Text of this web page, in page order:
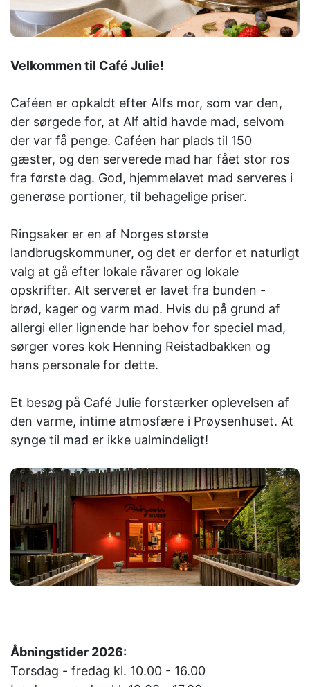
Velkommen til Café Julie!
Caféen er opkaldt efter Alfs mor, som var den,
der sørgede for, at Alf altid havde mad, selvom
der var få penge. Caféen har plads til 150
gæster, og den serverede mad har fået stor ros
fra første dag. God, hjemmelavet mad serveres i
generøse portioner, til behagelige priser.
Ringsaker er en af ​​Norges største
landbrugskommuner, og det er derfor et naturligt
valg at gå efter lokale råvarer og lokale
opskrifter. Alt serveret er lavet fra bunden -
brød, kager og varm mad. Hvis du på grund af
allergi eller lignende har behov for speciel mad,
sørger vores kok Henning Reistadbakken og
hans personale for dette.
Et besøg på Café Julie forstærker oplevelsen af ​​
den varme, intime atmosfære i Prøysenhuset. At
synge til mad er ikke ualmindeligt!
Åbningstider 2026:
Torsdag - fredag kl. 10.00 - 16.00